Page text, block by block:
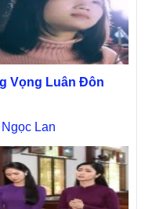
Vọng Luân Đôn
Lan